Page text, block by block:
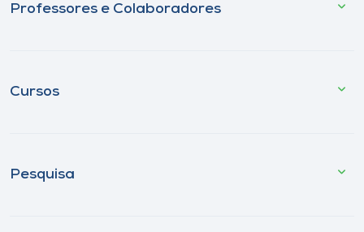
Professores e Colaboradores
Cursos
Pesquisa